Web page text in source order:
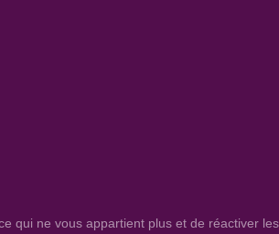
qui ne vous appartient plus et de réactiver les